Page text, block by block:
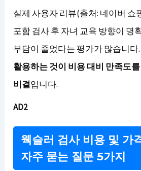
실제 사용자 리뷰(출처: 네이버 쇼
포함 검사 후 자녀 교육 방향이 명
부담이 줄었다는 평가가 많습니다.
활용하는 것이 비용 대비 만족도
비결입니다.
AD2
웩슬러 검사 비용 및 가
자주 묻는 질문 5가지